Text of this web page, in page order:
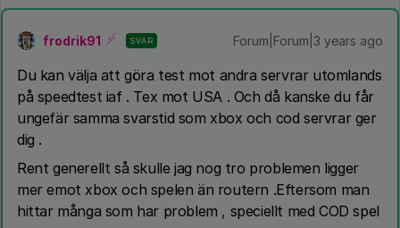
frodrik91 SVAR Forum|Forum|3 years ago
Du kan välja att göra test mot andra servrar utomlands
på speedtest iaf . Tex mot USA . Och då kanske du får
ungefär samma svarstid som xbox och cod servrar ger
dig .
Rent generellt så skulle jag nog tro problemen ligger
mer emot xbox och spelen än routern .Eftersom man
hittar många som har problem , speciellt med COD spel